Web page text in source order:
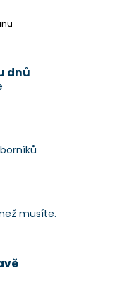
dnů
musíte.